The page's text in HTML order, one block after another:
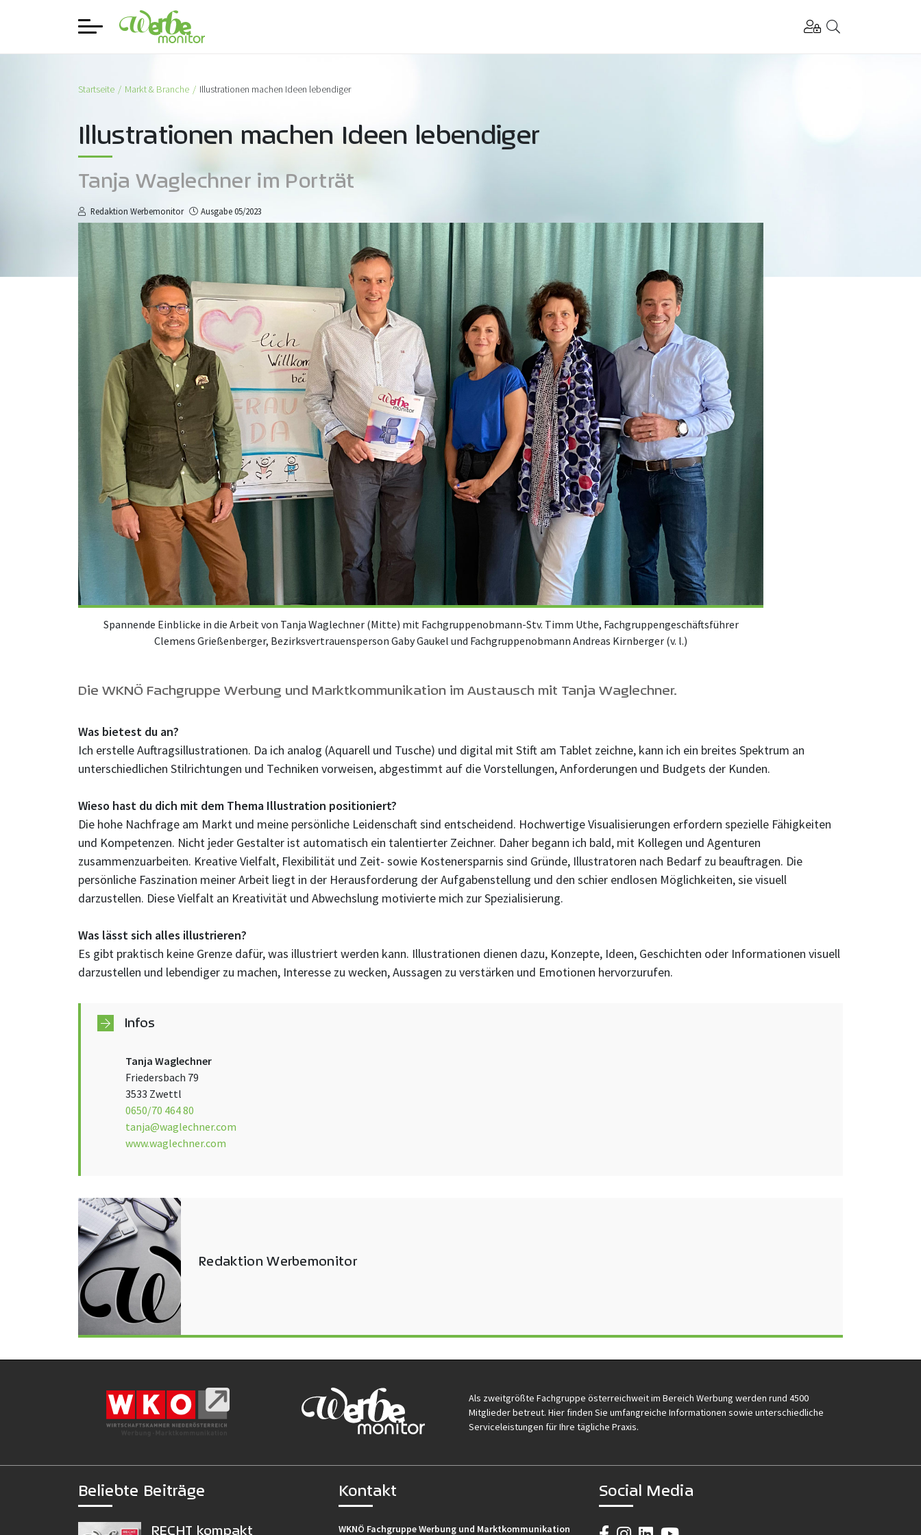
Startseite Markt & Branche Illustrationen machen Ideen lebendiger
Illustrationen machen Ideen lebendiger
Tanja Waglechner im Porträt
Redaktion Werbemonitor Ausgabe 05/2023
Spannende Einblicke in die Arbeit von Tanja Waglechner (Mitte) mit Fachgruppenobmann-Stv. Timm Uthe, Fachgruppengeschäftsführer
Clemens Grießenberger, Bezirksvertrauensperson Gaby Gaukel und Fachgruppenobmann Andreas Kirnberger (v. l.)
Die WKNÖ Fachgruppe Werbung und Marktkommunikation im Austausch mit Tanja Waglechner.
Was bietest du an?
Ich erstelle Auftragsillustrationen. Da ich analog (Aquarell und Tusche) und digital mit Stift am Tablet zeichne, kann ich ein breites Spektrum an
unterschiedlichen Stilrichtungen und Techniken vorweisen, abgestimmt auf die Vorstellungen, Anforderungen und Budgets der Kunden.
Wieso hast du dich mit dem Thema Illustration positioniert?
Die hohe Nachfrage am Markt und meine persönliche Leidenschaft sind entscheidend. Hochwertige Visualisierungen erfordern spezielle Fähigkeiten
und Kompetenzen. Nicht jeder Gestalter ist automatisch ein talentierter Zeichner. Daher begann ich bald, mit Kollegen und Agenturen
zusammenzuarbeiten. Kreative Vielfalt, Flexibilität und Zeit- sowie Kostenersparnis sind Gründe, Illustratoren nach Bedarf zu beauftragen. Die
persönliche Faszination meiner Arbeit liegt in der Herausforderung der Aufgabenstellung und den schier endlosen Möglichkeiten, sie visuell
darzustellen. Diese Vielfalt an Kreativität und Abwechslung motivierte mich zur Spezialisierung.
Was lässt sich alles illustrieren?
Es gibt praktisch keine Grenze dafür, was illustriert werden kann. Illustrationen dienen dazu, Konzepte, Ideen, Geschichten oder Informationen visuell
darzustellen und lebendiger zu machen, Interesse zu wecken, Aussagen zu verstärken und Emotionen hervorzurufen.
Infos
Tanja Waglechner
Friedersbach 79
3533 Zwettl
0650/70 464 80
tanja@waglechner.com
www.waglechner.com
Redaktion Werbemonitor
Als zweitgrößte Fachgruppe österreichweit im Bereich Werbung werden rund 4500
Mitglieder betreut. Hier finden Sie umfangreiche Informationen sowie unterschiedliche
Serviceleistungen für Ihre tägliche Praxis.
Beliebte Beiträge
RECHT kompakt
Kontakt
WKNÖ Fachgruppe Werbung und Marktkommunikation
Social Media